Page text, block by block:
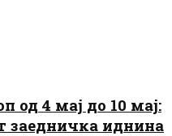
од 4 мај до 10 мај:
заедничка иднина